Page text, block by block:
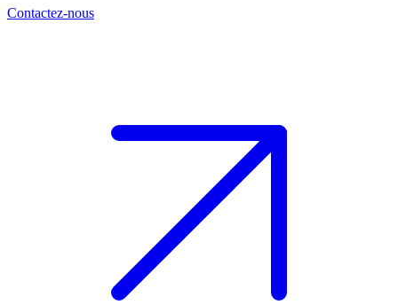
Contactez-nous